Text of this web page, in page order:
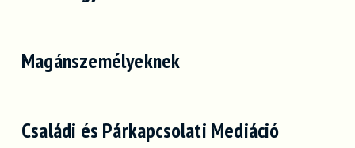
Magánszemélyeknek
Családi és Párkapcsolati Mediáció